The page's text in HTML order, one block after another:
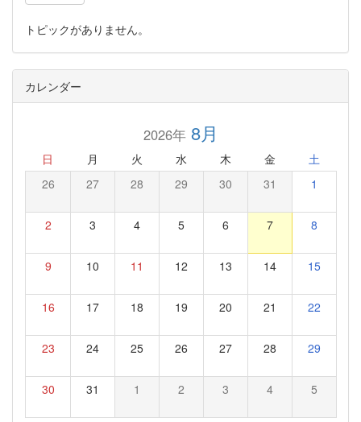
トピックがありません。
カレンダー
2026年8月
日 月 火 水 木 金 土
26 27 28 29 30 31 1
2 3 4 5 6 7 8
9 10 11 12 13 14 15
16 17 18 19 20 21 22
23 24 25 26 27 28 29
30 31 1 2 3 4 5